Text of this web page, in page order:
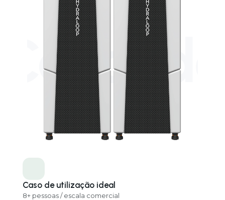
Porquê escolher uma
Hydraloop Cascade?
Especificações, funcionalidades e os aspetos que
realmente importam na escolha do seu sistema.